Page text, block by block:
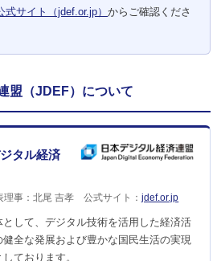
式サイト（jdef.or.jp）からご確認くださ
盟（JDEF）について
タル経済
事：北尾 吉孝 公式サイト：jdef.or.jp
して、デジタル技術を活用した経済活
全な発展および豊かな国民生活の実現
ております。